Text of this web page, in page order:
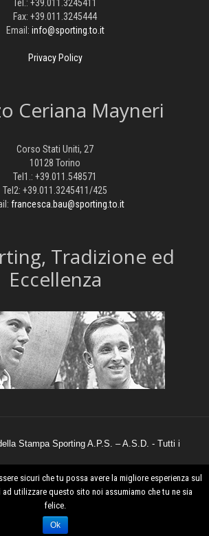
Tel.: +39.011.3245411
Fax: +39.011.3245444
Email: info@sporting.to.it
Privacy Policy
Ceriana Mayneri
Corso Stati Uniti, 27
10128 Torino
Tel1.: +39.011.548571
Tel2: +39.011.3245411/425
francesca.bau@sporting.to.it
Tradizione ed
Eccellenza
Stampa Sporting A.P.S. – A.S.D. - Tutti i
Claimcreative.com
sicuri che tu possa avere la migliore esperienza sul
utilizzare questo sito noi assumiamo che tu ne sia
felice.
Ok